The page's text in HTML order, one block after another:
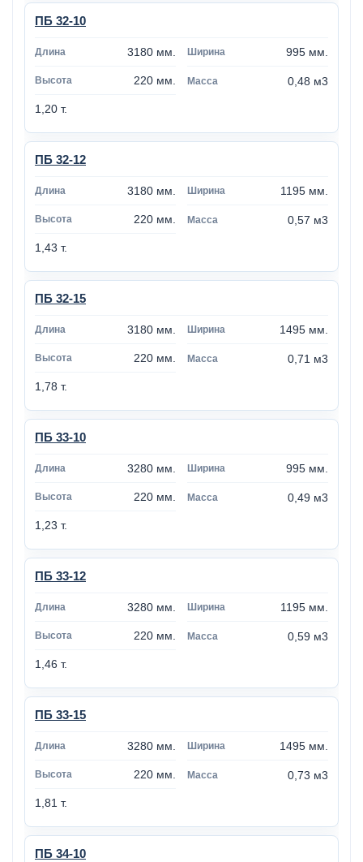
ПБ 32-10
3180 мм. 995 мм.
220 мм. 0,48 м3
1,20 т.
ПБ 32-12
3180 мм. 1195 мм.
220 мм. 0,57 м3
1,43 т.
ПБ 32-15
3180 мм. 1495 мм.
220 мм. 0,71 м3
1,78 т.
ПБ 33-10
3280 мм. 995 мм.
220 мм. 0,49 м3
1,23 т.
ПБ 33-12
3280 мм. 1195 мм.
220 мм. 0,59 м3
1,46 т.
ПБ 33-15
3280 мм. 1495 мм.
220 мм. 0,73 м3
1,81 т.
ПБ 34-10